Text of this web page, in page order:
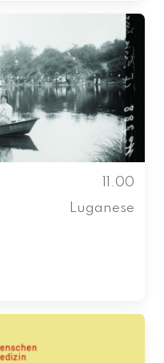
11.00
Luganese